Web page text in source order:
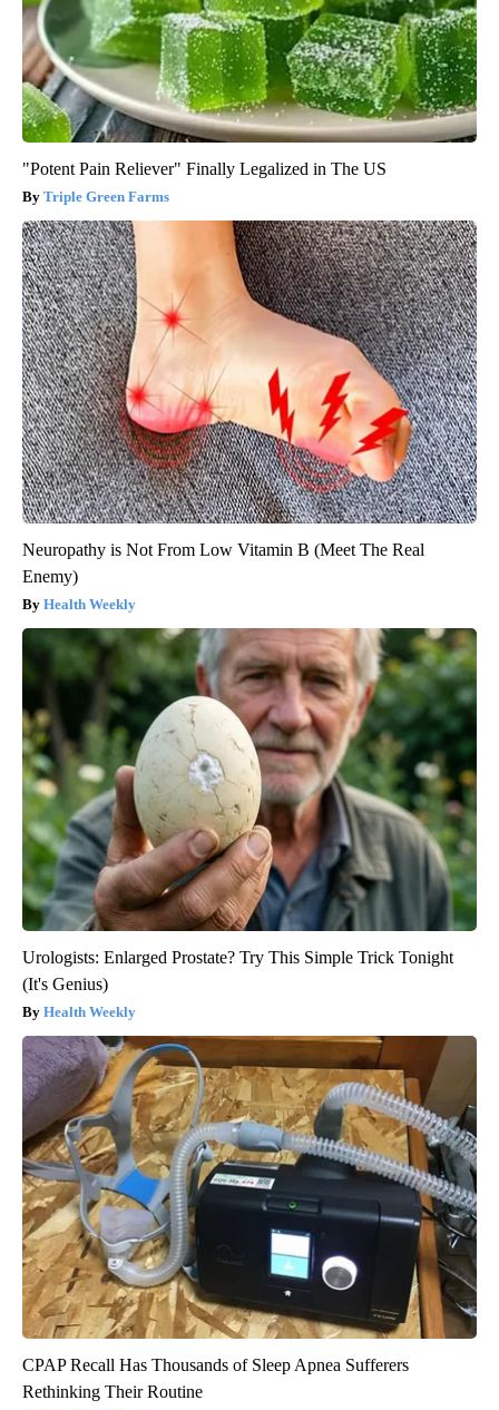
"Potent Pain Reliever" Finally Legalized in The US
Triple Green Farms
Neuropathy is Not From Low Vitamin B (Meet The Real
Enemy)
Health Weekly
Urologists: Enlarged Prostate? Try This Simple Trick Tonight
(It's Genius)
Health Weekly
CPAP Recall Has Thousands of Sleep Apnea Sufferers
Rethinking Their Routine